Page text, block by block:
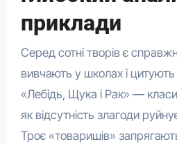
приклади
Серед сотні творів є
вивчають у школах і
«Лебідь, Щука і Рак» —
як відсутність злагоди
Троє «товаришів»